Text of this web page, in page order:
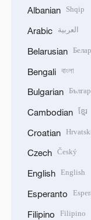
Albanian Shqip
Arabic العربية
Belarusian
Bengali বাংলা
Bulgarian
Cambodian ខ្មែរ
Croatian
Czech Český
English English
Esperanto
Filipino Filipino